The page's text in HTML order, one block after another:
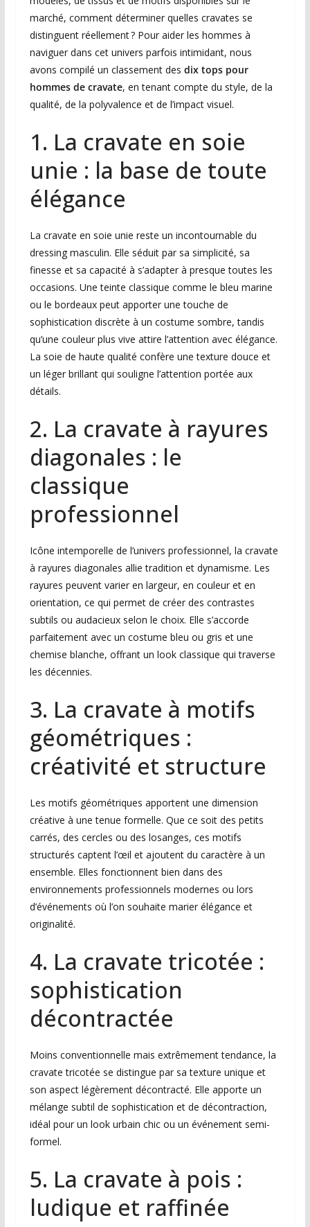
marché, comment déterminer quelles cravates se
distinguent réellement ? Pour aider les hommes à
naviguer dans cet univers parfois intimidant, nous
avons compilé un classement des dix tops pour
hommes de cravate, en tenant compte du style, de la
qualité, de la polyvalence et de l’impact visuel.
1. La cravate en soie
unie : la base de toute
élégance
La cravate en soie unie reste un incontournable du
dressing masculin. Elle séduit par sa simplicité, sa
finesse et sa capacité à s’adapter à presque toutes les
occasions. Une teinte classique comme le bleu marine
ou le bordeaux peut apporter une touche de
sophistication discrète à un costume sombre, tandis
qu’une couleur plus vive attire l’attention avec élégance.
La soie de haute qualité confère une texture douce et
un léger brillant qui souligne l’attention portée aux
détails.
2. La cravate à rayures
diagonales : le
classique
professionnel
Icône intemporelle de l’univers professionnel, la cravate
à rayures diagonales allie tradition et dynamisme. Les
rayures peuvent varier en largeur, en couleur et en
orientation, ce qui permet de créer des contrastes
subtils ou audacieux selon le choix. Elle s’accorde
parfaitement avec un costume bleu ou gris et une
chemise blanche, offrant un look classique qui traverse
les décennies.
3. La cravate à motifs
géométriques :
créativité et structure
Les motifs géométriques apportent une dimension
créative à une tenue formelle. Que ce soit des petits
carrés, des cercles ou des losanges, ces motifs
structurés captent l’œil et ajoutent du caractère à un
ensemble. Elles fonctionnent bien dans des
environnements professionnels modernes ou lors
d’événements où l’on souhaite marier élégance et
originalité.
4. La cravate tricotée :
sophistication
décontractée
Moins conventionnelle mais extrêmement tendance, la
cravate tricotée se distingue par sa texture unique et
son aspect légèrement décontracté. Elle apporte un
mélange subtil de sophistication et de décontraction,
idéal pour un look urbain chic ou un événement semi-
formel.
5. La cravate à pois :
ludique et raffinée